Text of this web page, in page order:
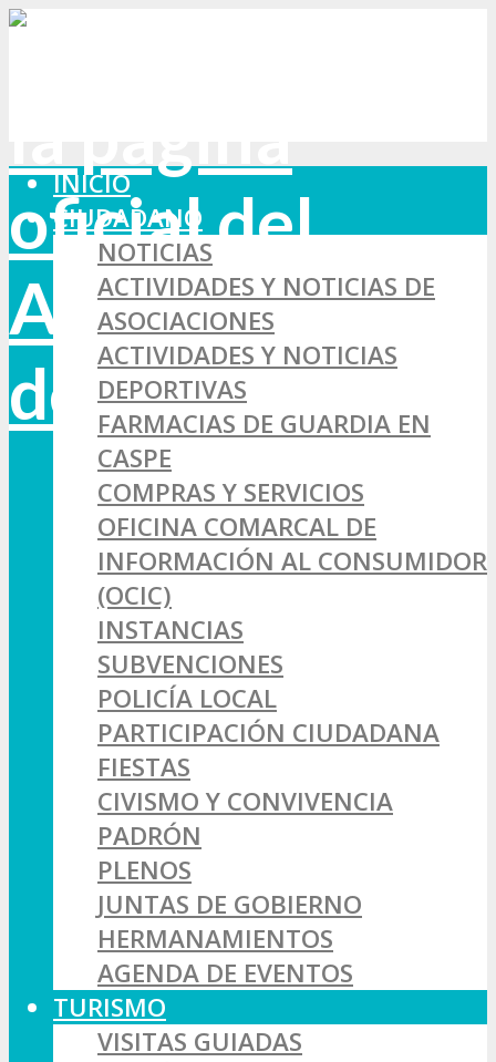
INICIO
CIUDADANO
NOTICIAS
ACTIVIDADES Y NOTICIAS DE
ASOCIACIONES
ACTIVIDADES Y NOTICIAS
DEPORTIVAS
FARMACIAS DE GUARDIA EN
CASPE
COMPRAS Y SERVICIOS
OFICINA COMARCAL DE
INFORMACIÓN AL CONSUMIDOR
(OCIC)
INSTANCIAS
SUBVENCIONES
POLICÍA LOCAL
PARTICIPACIÓN CIUDADANA
FIESTAS
CIVISMO Y CONVIVENCIA
PADRÓN
PLENOS
JUNTAS DE GOBIERNO
HERMANAMIENTOS
AGENDA DE EVENTOS
TURISMO
VISITAS GUIADAS